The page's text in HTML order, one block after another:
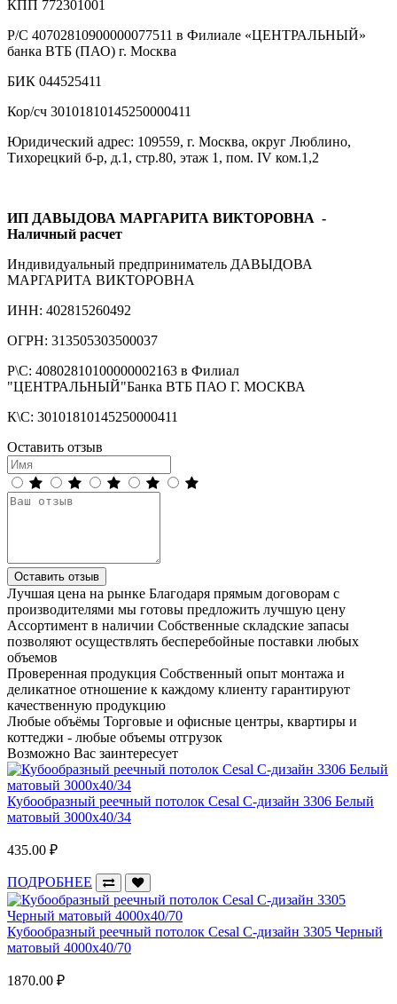
КПП 772301001
Р/С 40702810900000077511 в Филиале «ЦЕНТРАЛЬНЫЙ»
банка ВТБ (ПАО) г. Москва
БИК 044525411
Кор/сч 30101810145250000411
Юридический адрес: 109559, г. Москва, округ Люблино,
Тихорецкий б-р, д.1, стр.80, этаж 1, пом. IV ком.1,2
ИП ДАВЫДОВА МАРГАРИТА ВИКТОРОВНА -
Наличный расчет
Индивидуальный предприниматель ДАВЫДОВА
МАРГАРИТА ВИКТОРОВНА
ИНН: 402815260492
ОГРН: 313505303500037
Р\С: 40802810100000002163 в Филиал
"ЦЕНТРАЛЬНЫЙ"Банка ВТБ ПАО Г. МОСКВА
К\С: 30101810145250000411
Оставить отзыв
Оставить отзыв
Лучшая цена на рынке Благодаря прямым договорам с
производителями мы готовы предложить лучшую цену
Ассортимент в наличии Собственные складские запасы
позволяют осуществлять бесперебойные поставки любых
объемов
Проверенная продукция Собственный опыт монтажа и
деликатное отношение к каждому клиенту гарантируют
качественную продукцию
Любые объёмы Торговые и офисные центры, квартиры и
коттеджи - любые объемы отгрузок
Возможно Вас заинтересует
Кубообразный реечный потолок Cesal C-дизайн 3306 Белый
матовый 3000х40/34
435.00 ₽
ПОДРОБНЕЕ
Кубообразный реечный потолок Cesal C-дизайн 3305 Черный
матовый 4000х40/70
1870.00 ₽